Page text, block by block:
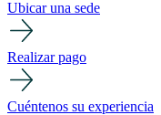
Ubicar una sede
Realizar pago
Cuéntenos su experiencia